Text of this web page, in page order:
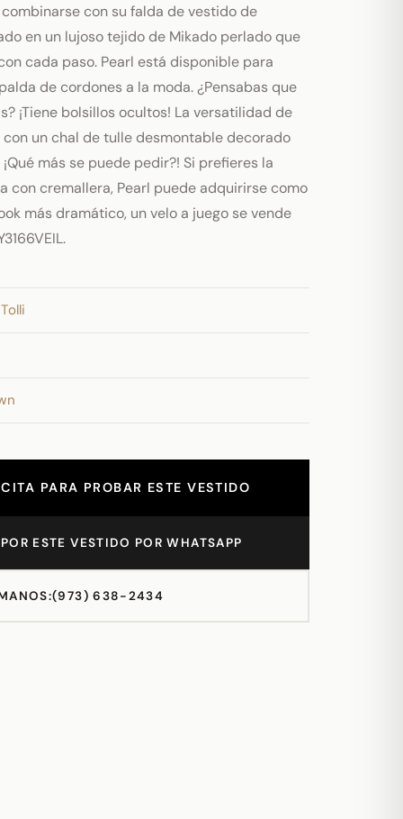
con su falda de vestido de
en un lujoso tejido de Mikado perlado que
cada paso. Pearl está disponible para
de cordones a la moda. ¿Pensabas que
¡Tiene bolsillos ocultos! La versatilidad de
con un chal de tulle desmontable decorado
más se puede pedir?! Si prefieres la
con cremallera, Pearl puede adquirirse como
más dramático, un velo a juego se vende
PARA PROBAR ESTE VESTIDO
ESTE VESTIDO POR WHATSAPP
(973) 638-2434